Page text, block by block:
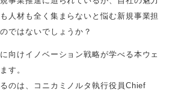
人材も全く集まらないと悩む新規事業担
ではないでしょうか？
向けイノベーション戦略が学べる本ウェ
す。
のは、コニカミノルタ執行役員Chief